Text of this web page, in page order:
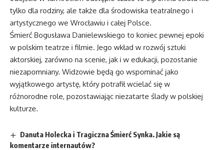
tylko dla rodziny, ale także dla środowiska teatralnego i
artystycznego we Wrocławiu i całej Polsce.
Śmierć Bogusława Danielewskiego to koniec pewnej epoki
w polskim teatrze i filmie. Jego wkład w rozwój sztuki
aktorskiej, zarówno na scenie, jak i w edukacji, pozostanie
niezapomniany. Widzowie będą go wspominać jako
wyjątkowego artystę, który potrafił wcielać się w
różnorodne role, pozostawiając niezatarte ślady w polskiej
kulturze.
Danuta Holecka i Tragiczna Śmierć Synka. Jakie są
komentarze internautów?